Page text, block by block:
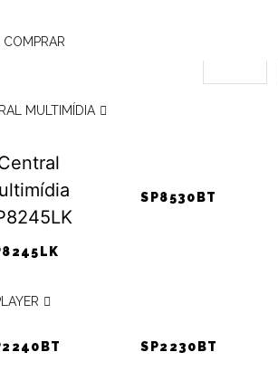
COMPRAR
MULTIMÍDIA
SP8530BT
SP2230BT
COMPARTILHE
VE PRONNECT 480AE,
480AE,